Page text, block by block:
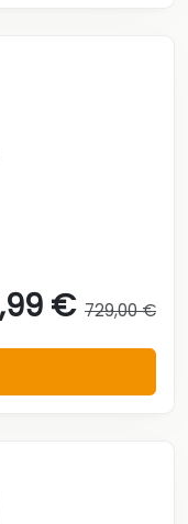
€ 729,00 €